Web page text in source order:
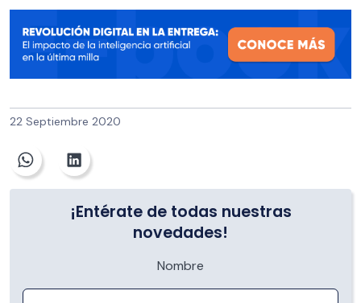
22 Septiembre 2020
¡Entérate de todas nuestras
novedades!
Nombre